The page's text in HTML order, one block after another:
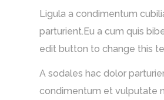
Ligula a condimentum
parturient.Eu a cum quis
edit button to change this
A sodales hac dolor
condimentum et vulputate